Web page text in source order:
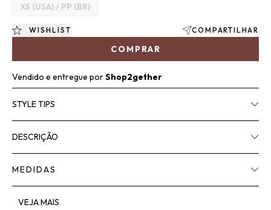
XS (USA) / PP (BR)
COMPRAR
WISHLIST COMPARTILHAR
Vendido e entregue porShop2gether
STYLE TIPS
DESCRIÇÃO
MEDIDAS
VEJA MAIS